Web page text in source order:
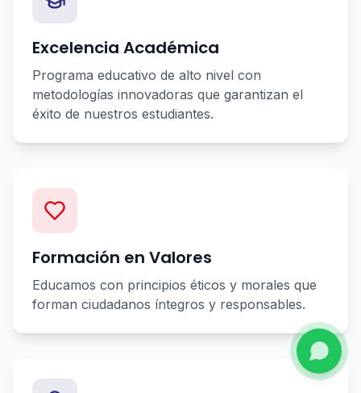
Excelencia Académica
Programa educativo de alto nivel con
metodologías innovadoras que garantizan el
éxito de nuestros estudiantes.
Formación en Valores
Educamos con principios éticos y morales que
forman ciudadanos íntegros y responsables.